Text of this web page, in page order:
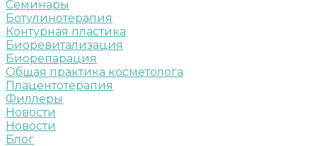
Семинары
Ботулинотерапия
Контурная пластика
Биоревитализация
Биорепарация
Общая практика косметолога
Плацентотерапия
Филлеры
Новости
Новости
Блог